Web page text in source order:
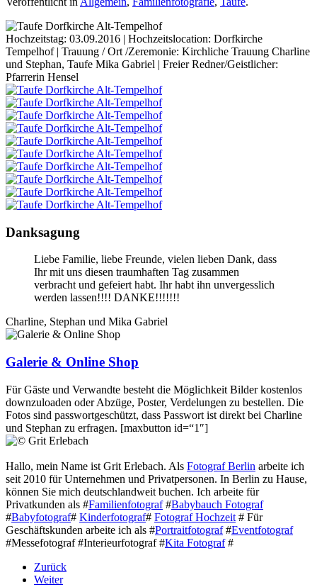
Hochzeitstag: 03.09.2016 | Hochzeitslocation: Dorfkirche
Tempelhof | Trauung / Ort /Zeremonie: Kirchliche Trauung Charline
und Stephan, Taufe Mika Gabriel | Freier Redner/Geistlicher:
Pfarrerin Hensel
Danksagung
Liebe Familie, liebe Freunde, vielen lieben Dank, dass
Ihr mit uns diesen traumhaften Tag zusammen
verbracht und gefeiert habt. Ihr habt ihn unvergesslich
werden lassen!!!! DANKE!!!!!!!
Charline, Stephan und Mika Gabriel
Galerie & Online Shop
Für Gäste und Verwandte besteht die Möglichkeit Bilder kostenlos
downzuloaden oder Abzüge, Poster, Verdelungen zu bestellen. Die
Fotos sind passwortgeschützt, dass Passwort ist direkt bei Charline
und Stephan zu erfragen. [maxbutton id=“1″]
Hallo, mein Name ist Grit Erlebach. Als Fotograf Berlin arbeite ich
seit 2010 für Unternehmen und Privatpersonen. In Berlin zu Hause,
können Sie mich deutschlandweit buchen. Ich arbeite für
Privatkunden als #Familienfotograf#Babybauch Fotograf
#Babyfotograf# Kinderfotograf# Fotograf Hochzeit # Für
Geschäftskunden arbeite ich als #Portraitfotograf#Eventfotograf
#Messefotograf #Interieurfotograf #Kita Fotograf#
Zurück
Weiter